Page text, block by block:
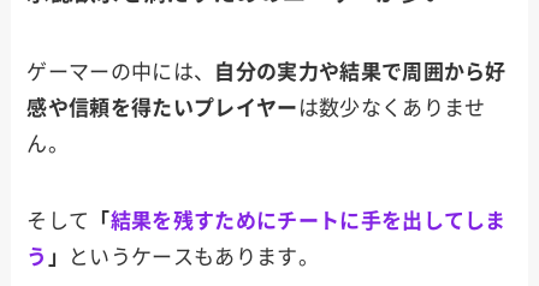
ゲーマーの中には、
自分の実力や結果で周囲から好
感や信頼を得たいプレイヤー は数少なくありませ
ん。
そして 「 結果を残すためにチートに手を出してしま
う 」 というケースもあります。